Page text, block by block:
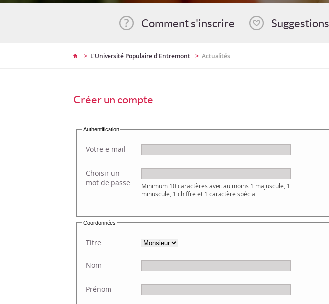
Comment s'inscrire Suggestions
> L'Université Populaire d'Entremont > Actualités
Créer un compte
Authentification
Votre e-mail
Choisir un
mot de passe
Minimum 10 caractères avec au moins 1 majuscule, 1
minuscule, 1 chiffre et 1 caractère spécial
Coordonnées
Titre
Nom
Prénom